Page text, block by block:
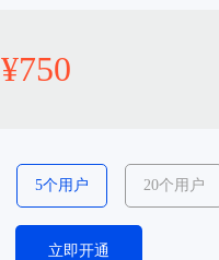
¥750
5个用户 20个用户
立即开通